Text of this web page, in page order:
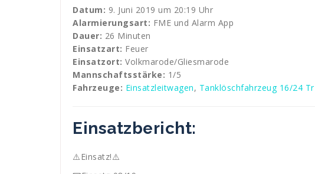
Datum: 9. Juni 2019 um 20:19 Uhr
Alarmierungsart: FME und Alarm App
Dauer: 26 Minuten
Einsatzart: Feuer
Einsatzort: Volkmarode/Gliesmarode
Mannschaftsstärke: 1/5
Fahrzeuge: Einsatzleitwagen, Tanklöschfahrzeug 16/24 Tr
Einsatzbericht:
⚠️Einsatz!⚠️